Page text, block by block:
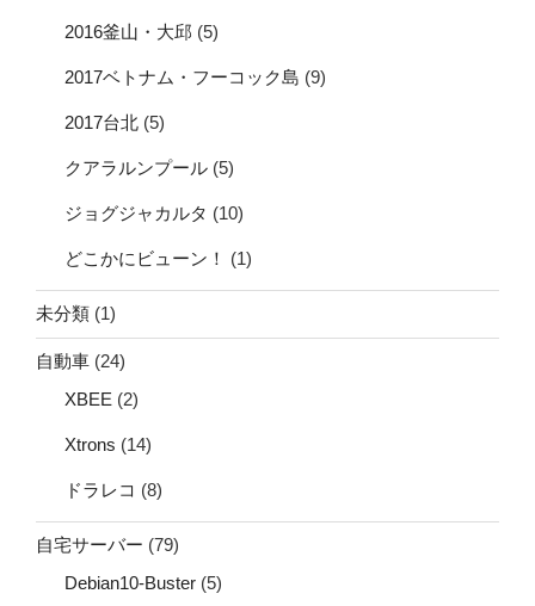
2016釜山・大邱 (5)
2017ベトナム・フーコック島 (9)
2017台北 (5)
クアラルンプール (5)
ジョグジャカルタ (10)
どこかにビューン！ (1)
未分類 (1)
自動車 (24)
XBEE (2)
Xtrons (14)
ドラレコ (8)
自宅サーバー (79)
Debian10-Buster (5)